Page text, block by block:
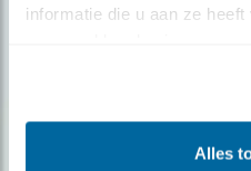
informatie die u aan ze
Alles